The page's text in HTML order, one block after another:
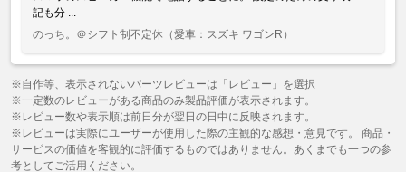
記も分 ...
のっち。＠シフト制不定休 （愛車：スズキ ワゴンR）
※自作等、表示されないパーツレビューは「レビュー」を選択
※一定数のレビューがある商品のみ製品評価が表示されます。
※レビュー数や表示順は前日分が翌日の日中に反映されます。
※レビューは実際にユーザーが使用した際の主観的な感想・意見です。 商品・
サービスの価値を客観的に評価するものではありません。あくまでも一つの参
考としてご活用ください。